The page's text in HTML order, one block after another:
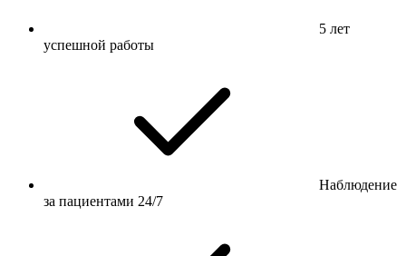
5 лет
успешной работы
Наблюдение
за пациентами 24/7